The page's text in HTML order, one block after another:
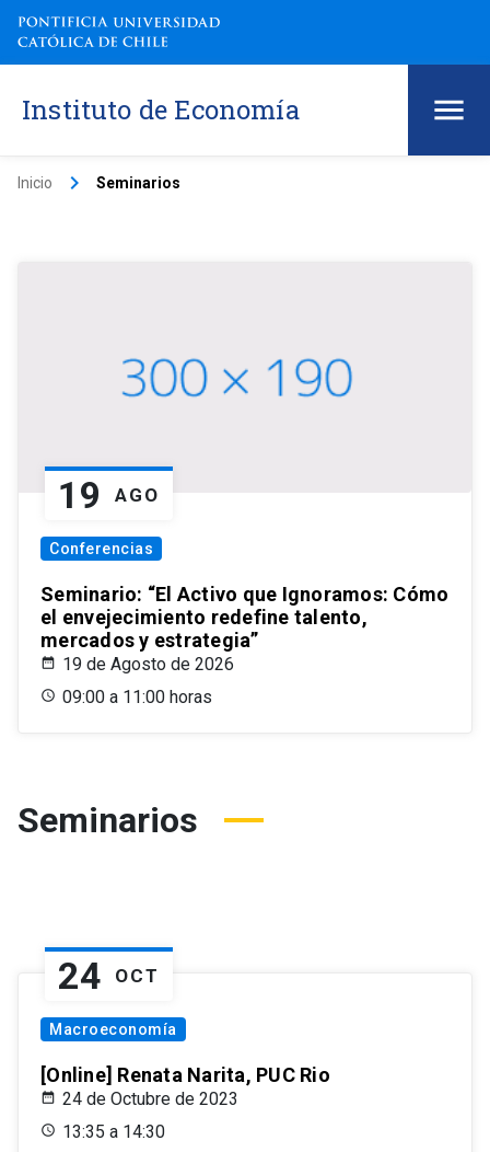
Instituto de Economía
Inicio keyboard_arrow_right Seminarios
19 AGO
Conferencias
Seminario: “El Activo que Ignoramos: Cómo
el envejecimiento redefine talento,
mercados y estrategia”
19 de Agosto de 2026
09:00 a 11:00 horas
Seminarios
24 OCT
Macroeconomía
[Online] Renata Narita, PUC Rio
24 de Octubre de 2023
13:35 a 14:30